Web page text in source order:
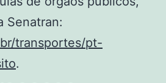
Senatran:
transportes/pt-
.